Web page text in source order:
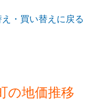
・買い替えに戻る
の地価推移